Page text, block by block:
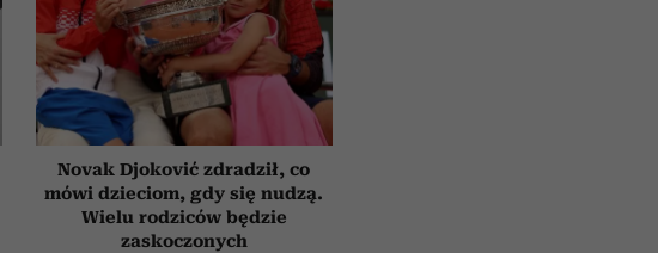
Novak Djoković zdradził, co
mówi dzieciom, gdy się nudzą.
Wielu rodziców będzie
zaskoczonych